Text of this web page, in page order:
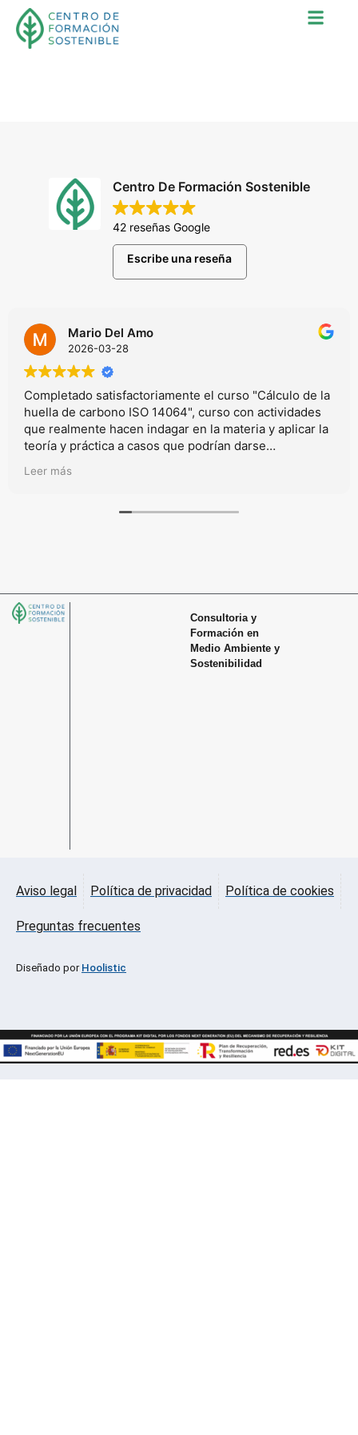
Tipos de estadísticas:
Centro De Formación Sostenible
42 reseñas Google
Escribe una reseña
Mario Del Amo
2026-03-28
Completado satisfactoriamente el curso "Cálculo de la
huella de carbono ISO 14064", curso con actividades
que realmente hacen indagar en la materia y aplicar la
teoría y práctica a casos que podrían darse
realmmente en el mundo laboral.
Leer más
Consultoria y
Formación en
Medio Ambiente y
Sostenibilidad
Aviso legal Política de privacidad Política de cookies
Preguntas frecuentes
Diseñado por Hoolistic